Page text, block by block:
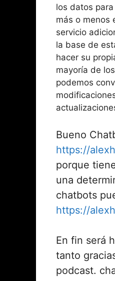
los datos
más o menos
servicio
la base de
hacer su
mayoría de
podemos
Bueno
https://
porque
una
chatbots
https://
En fin será
tanto
podcast.